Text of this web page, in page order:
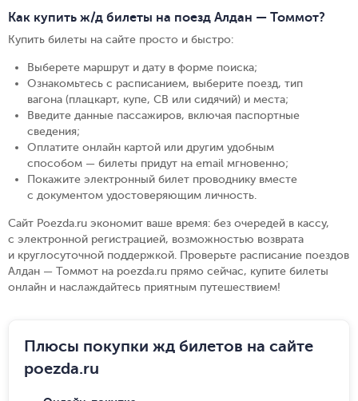
Как купить ж/д билеты на поезд Алдан — Томмот?
Купить билеты на сайте просто и быстро:
Выберете маршрут и дату в форме поиска;
Ознакомьтесь с расписанием, выберите поезд, тип
вагона (плацкарт, купе, СВ или сидячий) и места;
Введите данные пассажиров, включая паспортные
сведения;
Оплатите онлайн картой или другим удобным
способом — билеты придут на email мгновенно;
Покажите электронный билет проводнику вместе
с документом удостоверяющим личность.
Сайт Poezda.ru экономит ваше время: без очередей в кассу,
с электронной регистрацией, возможностью возврата
и круглосуточной поддержкой. Проверьте расписание поездов
Алдан — Томмот на poezda.ru прямо сейчас, купите билеты
онлайн и наслаждайтесь приятным путешествием!
Плюсы покупки жд билетов на сайте
poezda.ru